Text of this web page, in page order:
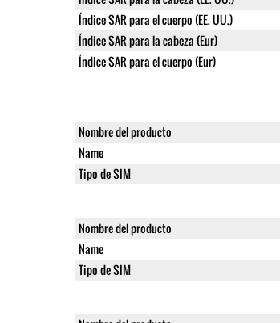
Índice SAR para el cuerpo (EE. UU.)
Índice SAR para la cabeza (Eur)
Índice SAR para el cuerpo (Eur)
Nombre del producto
Name
Tipo de SIM
Nombre del producto
Name
Tipo de SIM